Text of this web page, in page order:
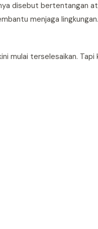
disebut bertentangan
menjaga lingkungan.
mulai terselesaikan.